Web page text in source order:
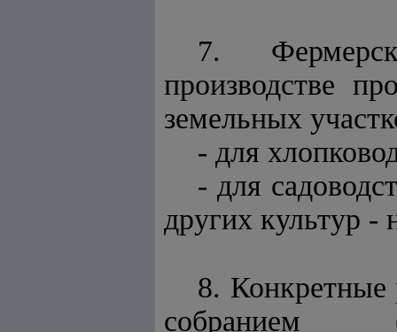
7.
производстве
земельных
- для
- для
других культур -
8. Конкретные
собранием